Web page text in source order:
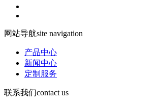
网站导航site navigation
产品中心
新闻中心
定制服务
联系我们contact us